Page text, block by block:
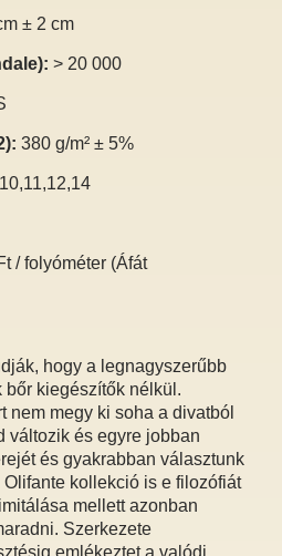
± 2 cm
> 20 000
380 g/m² ± 5%
/ folyóméter (Áfát
hogy a legnagyszerűbb
kiegészítők nélkül.
nem megy ki soha a divatból
változik és egyre jobban
és gyakrabban választunk
kollekció is e filozófiát
mellett azonban
Szerkezete
emlékeztet a valódi